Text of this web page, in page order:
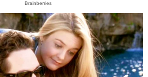
Brainberries